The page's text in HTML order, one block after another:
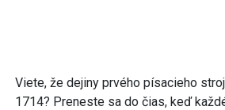
Viete, že dejiny prvého písacieho
1714? Preneste sa do čias, keď